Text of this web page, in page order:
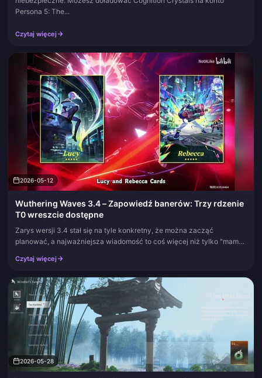
Persona 5: The...
Czytaj więcej
2026-05-12
Wuthering Waves 3.4 – Zapowiedź banerów: Trzy rdzenie
T0 wreszcie dostępne
Zarys wersji 3.4 stał się na tyle konkretny, że można zacząć
planować, a najważniejsza wiadomość to coś więcej niż tylko "mamy
na kont...
Czytaj więcej
2026-05-28